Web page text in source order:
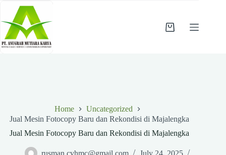
content
Shopping
Home
Uncategorized
Jual Mesin Fotocopy Baru dan Rekondisi di Majalengka
Jual Mesin Fotocopy Baru dan Rekondisi di Majalengka
rusman.cvhmc@gmail.com
July 24, 2025